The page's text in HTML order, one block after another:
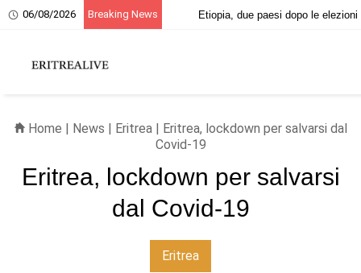
06/08/2026 Breaking News 20 giugno, ricordo dei martiri eritrei
Home | News | Eritrea| Eritrea, lockdown per salvarsi dal
Covid-19
Eritrea, lockdown per salvarsi
dal Covid-19
Eritrea